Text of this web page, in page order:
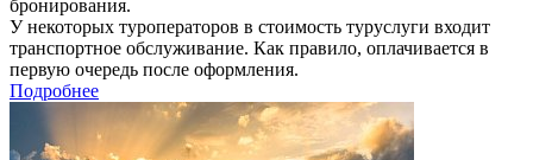
бронирования.
У некоторых туроператоров в стоимость туруслуги входит
транспортное обслуживание. Как правило, оплачивается в
первую очередь после оформления.
Подробнее